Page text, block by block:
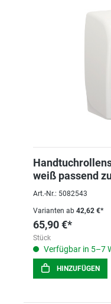
weiß passend
Art.-Nr.: 5082543
Varianten ab 42,62 €*
65,90 €*
Stück
Verfügbar in 5–7
HINZUFÜGEN